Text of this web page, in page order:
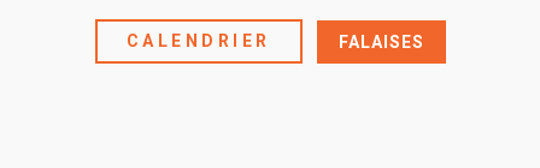
CALENDRIER FALAISES